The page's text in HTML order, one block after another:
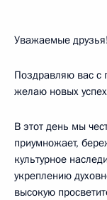
Уважаемые друзья!
Поздравляю вас с
желаю новых
В этот день мы
приумножает,
культурное
укреплению
высокую